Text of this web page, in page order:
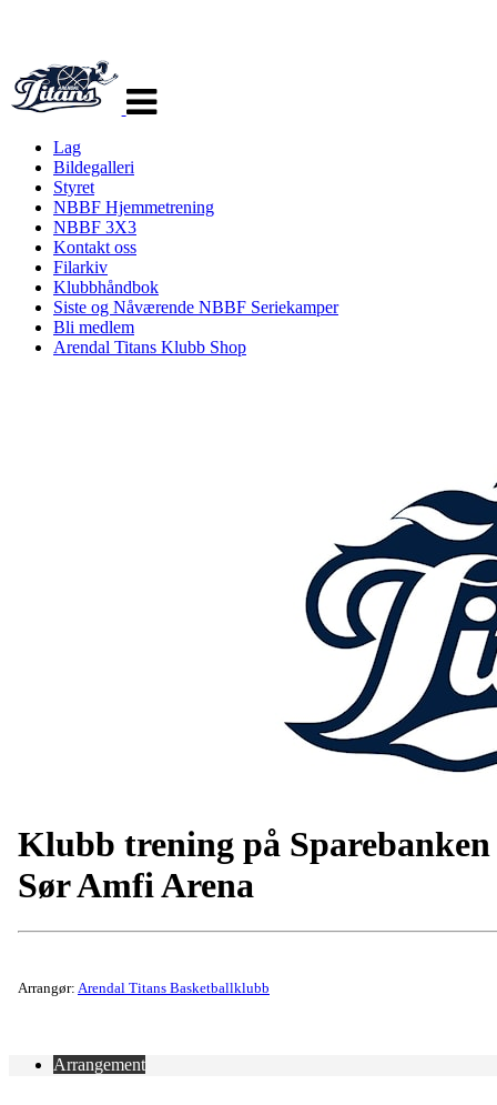
navigasjon
Lag
Bildegalleri
Styret
NBBF Hjemmetrening
NBBF 3X3
Kontakt oss
Filarkiv
Klubbhåndbok
Siste og Nåværende NBBF Seriekamper
Bli medlem
Arendal Titans Klubb Shop
Klubb trening på Sparebanken
Sør Amfi Arena
Arrangør: Arendal Titans Basketballklubb
Arrangement